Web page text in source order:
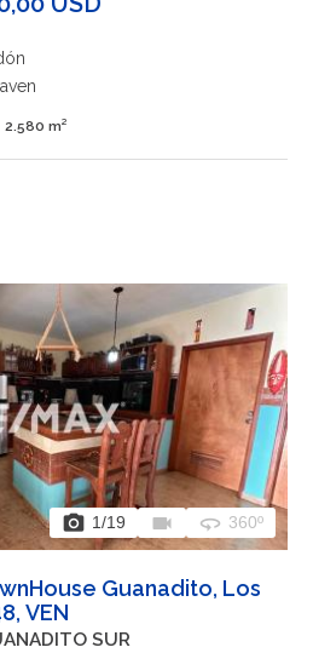
2.580 m²
photo_camera 1/19 videocam 360 360º
Guanadito, Los
VEN
SUR